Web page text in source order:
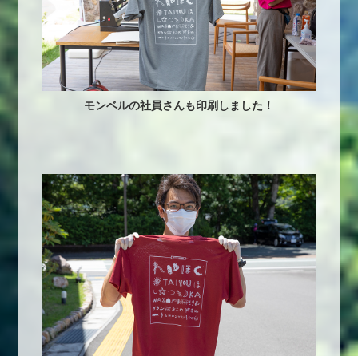
モンベルの社員さんも印刷しました！